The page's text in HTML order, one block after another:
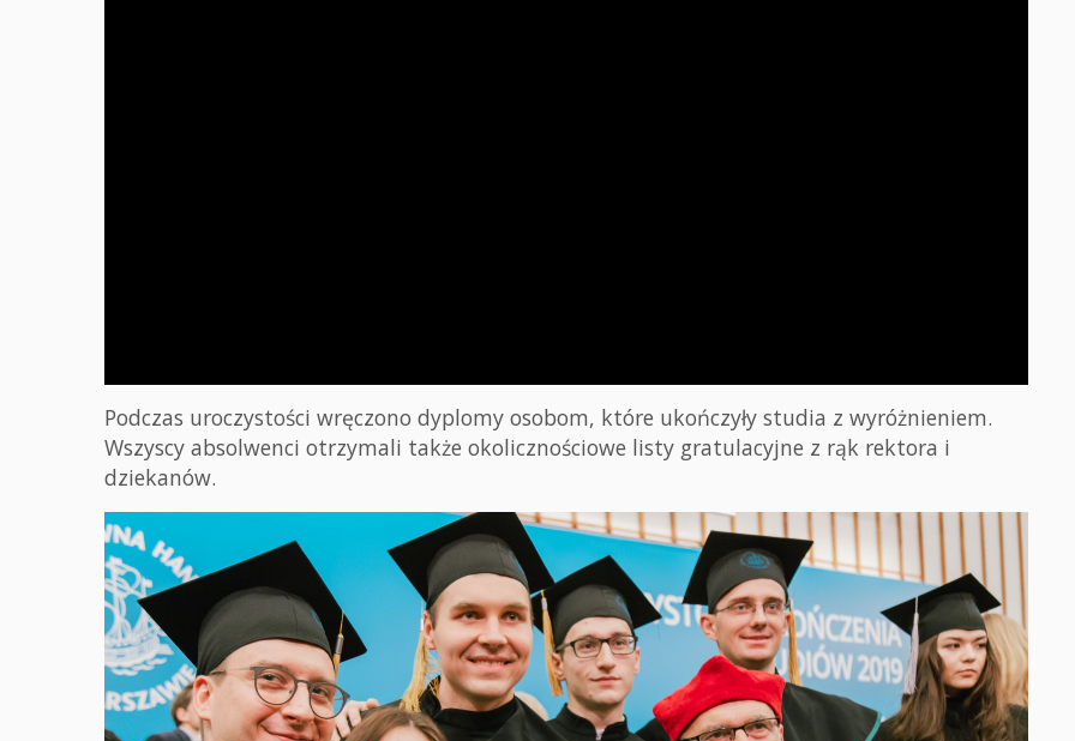
Podczas uroczystości wręczono dyplomy osobom, które ukończyły studia z wyróżnieniem.
Wszyscy absolwenci otrzymali także okolicznościowe listy gratulacyjne z rąk rektora i
dziekanów.